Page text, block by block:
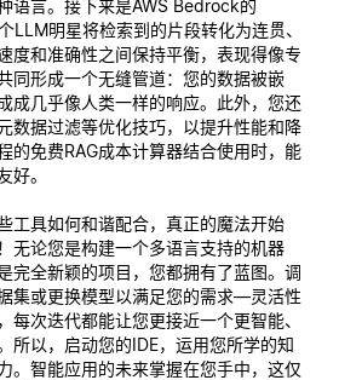
语言。接下来是AWS Bedrock的
LLM明星将检索到的片段转化为连贯、
度和准确性之间保持平衡，表现得像专
同形成一个无缝管道：您的数据被嵌
成几乎像人类一样的响应。此外，您还
数据过滤等优化技巧，以提升性能和降
的免费RAG成本计算器结合使用时，能
好。
工具如何和谐配合，真正的魔法开始
无论您是构建一个多语言支持的机器
完全新颖的项目，您都拥有了蓝图。调
集或更换模型以满足您的需求—灵活性
每次迭代都能让您更接近一个更智能、
所以，启动您的IDE，运用您所学的知
。智能应用的未来掌握在您手中，这仅